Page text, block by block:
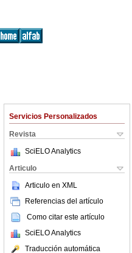
Servicios Personalizados
Revista
SciELO Analytics
Articulo
Articulo en XML
Referencias del artículo
Como citar este artículo
SciELO Analytics
Traducción automática